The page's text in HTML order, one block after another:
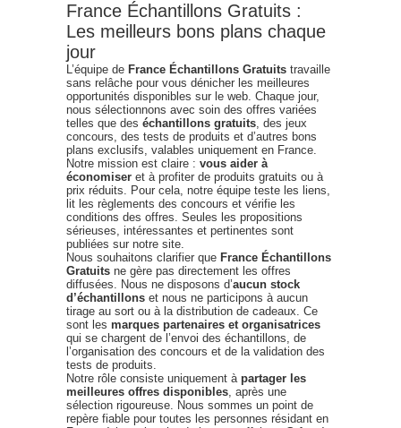
France Échantillons Gratuits :
Les meilleurs bons plans chaque
jour
L’équipe de France Échantillons Gratuits travaille
sans relâche pour vous dénicher les meilleures
opportunités disponibles sur le web. Chaque jour,
nous sélectionnons avec soin des offres variées
telles que des échantillons gratuits, des jeux
concours, des tests de produits et d’autres bons
plans exclusifs, valables uniquement en France.
Notre mission est claire : vous aider à
économiser et à profiter de produits gratuits ou à
prix réduits. Pour cela, notre équipe teste les liens,
lit les règlements des concours et vérifie les
conditions des offres. Seules les propositions
sérieuses, intéressantes et pertinentes sont
publiées sur notre site.
Nous souhaitons clarifier que France Échantillons
Gratuits ne gère pas directement les offres
diffusées. Nous ne disposons d’aucun stock
d’échantillons et nous ne participons à aucun
tirage au sort ou à la distribution de cadeaux. Ce
sont les marques partenaires et organisatrices
qui se chargent de l’envoi des échantillons, de
l’organisation des concours et de la validation des
tests de produits.
Notre rôle consiste uniquement à partager les
meilleures offres disponibles, après une
sélection rigoureuse. Nous sommes un point de
repère fiable pour toutes les personnes résidant en